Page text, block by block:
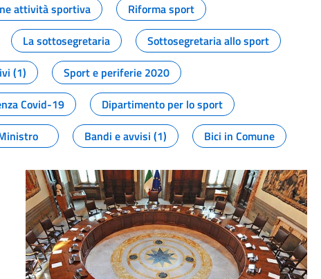
attività sportiva
Riforma sport
La sottosegretaria
Sottosegretaria allo sport
(1)
Sport e periferie 2020
Covid-19
Dipartimento per lo sport
Bandi e avvisi (1) Bici in Comune